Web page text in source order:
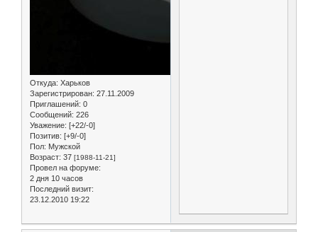
Откуда: Харьков
Зарегистрирован: 27.11.2009
Приглашений: 0
Сообщений: 226
Уважение: [+22/-0]
Позитив: [+9/-0]
Пол: Мужской
Возраст: 37 [1988-11-21]
Провел на форуме:
2 дня 10 часов
Последний визит:
23.12.2010 19:22